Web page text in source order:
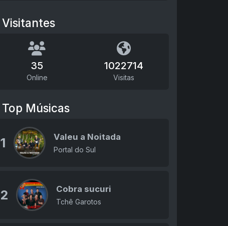
Visitantes
35
Online
1022714
Visitas
Top Músicas
1 Valeu a Noitada
Portal do Sul
2 Cobra sucuri
Tchê Garotos